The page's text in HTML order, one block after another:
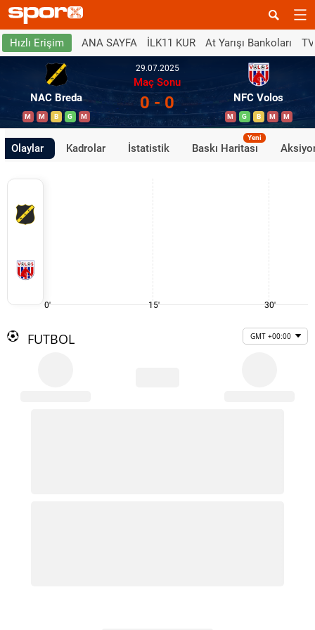
Hızlı Erişim ANA SAYFA İLK11 KUR At Yarışı Bankoları
NAC Breda
M M B G M
29.07.2025
Maç Sonu
0 - 0 NFC Volos
M G B M M
Olaylar Kadrolar İstatistik Baskı Haritası
Yeni
0' 15' 30'
FUTBOL GMT +00:00